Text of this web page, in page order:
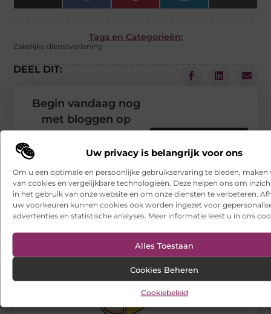
Uw privacy is belangrijk voor ons
Om u een optimale en persoonlijke gebruikservaring te bieden, maken
van cookies en vergelijkbare technologieën. Deze helpen ons om
in het gebruik van onze website en om onze diensten te verbeteren.
uw voorkeuren kunnen cookies ook worden ingezet voor
advertenties en statistische analyses. Meer informatie leest u in ons
Alles Toestaan
Cookies Beheren
Cookiebeleid
(Twitter)
Tags en Categorieën:
Zakelijke dienstverlening
DEEL DIT:
Begin vandaag nog
met bloggen op
VSENV